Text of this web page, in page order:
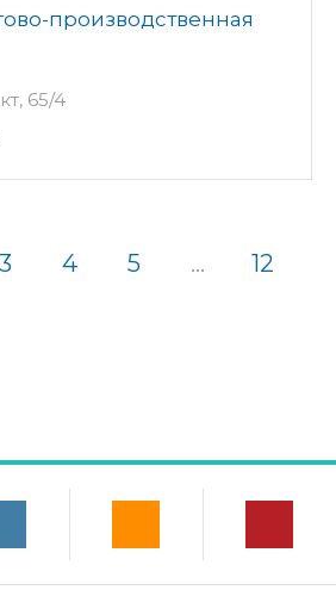
производственная
65/4
3 4 5 ... 12